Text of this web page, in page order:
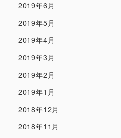
2019年6月
2019年5月
2019年4月
2019年3月
2019年2月
2019年1月
2018年12月
2018年11月